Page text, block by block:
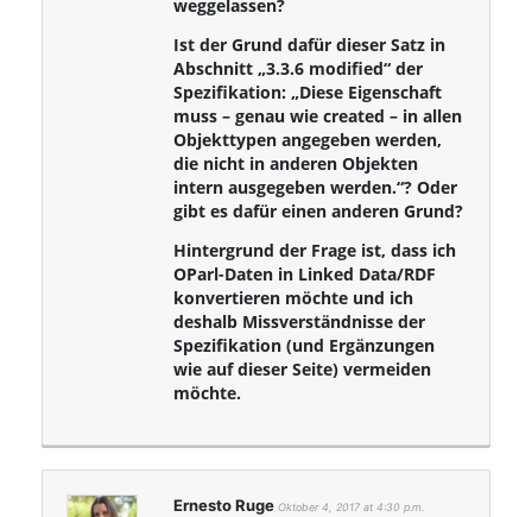
weggelassen?
Ist der Grund dafür dieser Satz in
Abschnitt „3.3.6 modified“ der
Spezifikation: „Diese Eigenschaft
muss – genau wie created – in allen
Objekttypen angegeben werden,
die nicht in anderen Objekten
intern ausgegeben werden.“? Oder
gibt es dafür einen anderen Grund?
Hintergrund der Frage ist, dass ich
OParl-Daten in Linked Data/RDF
konvertieren möchte und ich
deshalb Missverständnisse der
Spezifikation (und Ergänzungen
wie auf dieser Seite) vermeiden
möchte.
Ernesto Ruge Oktober 4, 2017 at 4:30 p.m.